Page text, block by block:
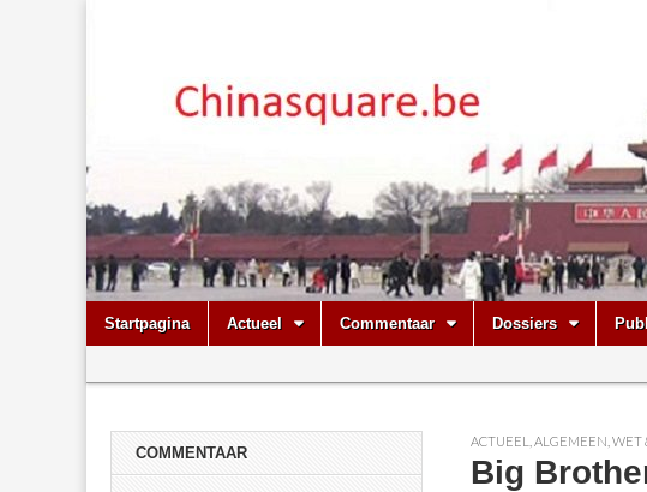
Chinasquare.be
Main
menu
Skip
Startpagina Actueel Commentaar Dossiers
menu
ACTUEEL ALGEMEEN WET
Big
COMMENTAAR